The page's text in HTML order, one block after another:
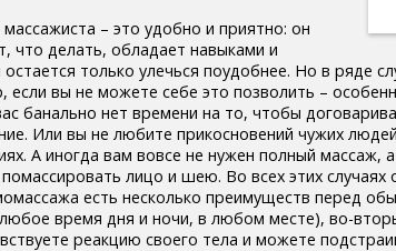
– это удобно и приятно: он
что делать, обладает навыками и
только улечься поудобнее. Но в ряде
если вы не можете себе это позволить –
банально нет времени на то, чтобы
Или вы не любите прикосновений чужих
А иногда вам вовсе не нужен полный массаж,
лицо и шею. Во всех этих
есть несколько преимуществ перед
время дня и ночи, в любом месте), во-
реакцию своего тела и можете